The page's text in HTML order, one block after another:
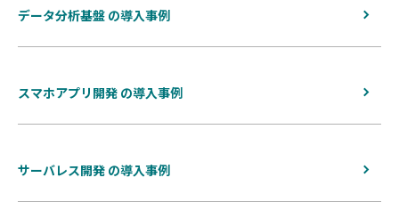
データ分析基盤 の導入事例
スマホアプリ開発 の導入事例
サーバレス開発 の導入事例